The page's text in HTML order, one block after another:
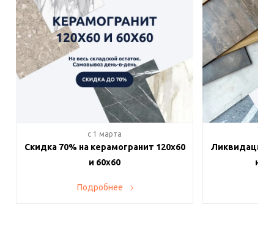
c 1 марта
Скидка 70% на керамогранит 120х60
и 60х60
Подробнее
Ликвидация
на